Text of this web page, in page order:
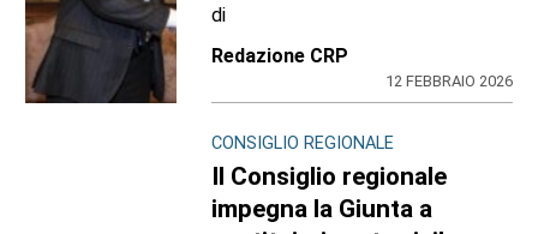
di
Redazione CRP
12 FEBBRAIO 2026
CONSIGLIO REGIONALE
Il Consiglio regionale
impegna la Giunta a